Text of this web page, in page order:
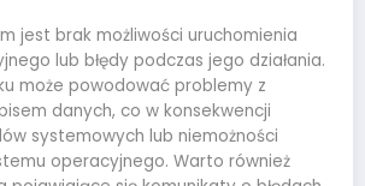
jest brak możliwości uruchomienia
lub błędy podczas jego działania.
może powodować problemy z
danych, co w konsekwencji
systemowych lub niemożności
operacyjnego. Warto również